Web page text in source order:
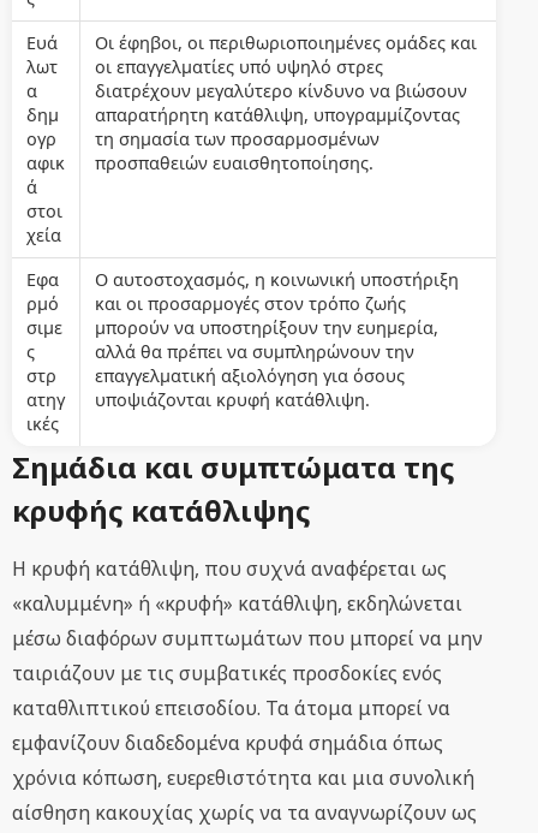
Ευά
λωτ
α
δημ
ογρ
αφικ
ά
στοι
χεία
Οι έφηβοι, οι περιθωριοποιημένες ομάδες και
οι επαγγελματίες υπό υψηλό στρες
διατρέχουν μεγαλύτερο κίνδυνο να βιώσουν
απαρατήρητη κατάθλιψη, υπογραμμίζοντας
τη σημασία των προσαρμοσμένων
προσπαθειών ευαισθητοποίησης.
Εφα
ρμό
σιμε
ς
στρ
ατηγ
ικές
Ο αυτοστοχασμός, η κοινωνική υποστήριξη
και οι προσαρμογές στον τρόπο ζωής
μπορούν να υποστηρίξουν την ευημερία,
αλλά θα πρέπει να συμπληρώνουν την
επαγγελματική αξιολόγηση για όσους
υποψιάζονται κρυφή κατάθλιψη.
Σημάδια και συμπτώματα της
κρυφής κατάθλιψης
Η κρυφή κατάθλιψη, που συχνά αναφέρεται ως
«καλυμμένη» ή «κρυφή» κατάθλιψη, εκδηλώνεται
μέσω διαφόρων συμπτωμάτων που μπορεί να μην
ταιριάζουν με τις συμβατικές προσδοκίες ενός
καταθλιπτικού επεισοδίου. Τα άτομα μπορεί να
εμφανίζουν διαδεδομένα κρυφά σημάδια όπως
χρόνια κόπωση, ευερεθιστότητα και μια συνολική
αίσθηση κακουχίας χωρίς να τα αναγνωρίζουν ως